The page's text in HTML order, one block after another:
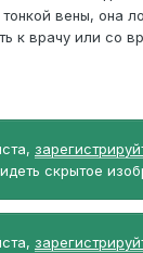
вены, она
к врачу или со
скрытое